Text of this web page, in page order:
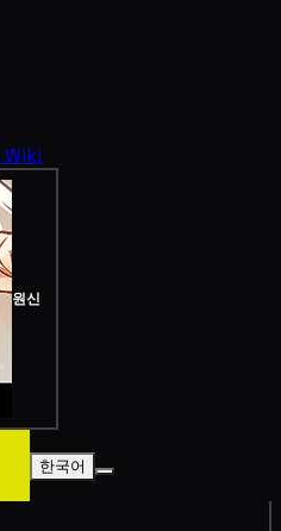
Wiki
원신
한국어